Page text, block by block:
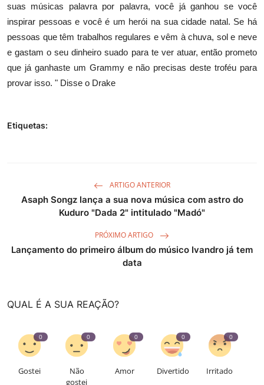
suas músicas palavra por palavra, você já ganhou se você
inspirar pessoas e você é um herói na sua cidade natal. Se há
pessoas que têm trabalhos regulares e vêm à chuva, sol e neve
e gastam o seu dinheiro suado para te ver atuar, então prometo
que já ganhaste um Grammy e não precisas deste troféu para
provar isso. " Disse o Drake
Etiquetas:
ARTIGO ANTERIOR
Asaph Songz lança a sua nova música com astro do
Kuduro "Dada 2" intitulado "Madó"
PRÓXIMO ARTIGO
Lançamento do primeiro álbum do músico Ivandro já tem
data
QUAL É A SUA REAÇÃO?
0
Gostei
0
Não
gostei
0
Amor
0
Divertido
0
Irritado